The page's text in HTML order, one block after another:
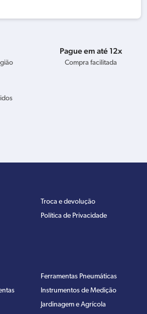
Pague em até 12x
Compra facilitada
Troca e devolução
Política de Privacidade
Ferramentas Pneumáticas
Instrumentos de Medição
Jardinagem e Agrícola